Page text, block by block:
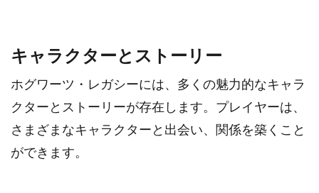
キャラクターとストーリー
ホグワーツ・レガシーには、多くの魅力的なキャラ
クターとストーリーが存在します。プレイヤーは、
さまざまなキャラクターと出会い、関係を築くこと
ができます。